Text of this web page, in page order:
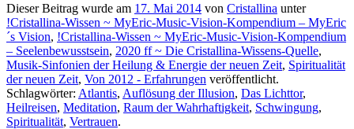
Dieser Beitrag wurde am 17. Mai 2014 von Cristallina unter
!Cristallina-Wissen ~ MyEric-Music-Vision-Kompendium – MyEric
´s Vision, !Cristallina-Wissen ~ MyEric-Music-Vision-Kompendium
– Seelenbewusstsein, 2020 ff ~ Die Cristallina-Wissens-Quelle,
Musik-Sinfonien der Heilung & Energie der neuen Zeit, Spiritualität
der neuen Zeit, Von 2012 - Erfahrungen veröffentlicht.
Schlagwörter: Atlantis, Auflösung der Illusion, Das Lichttor,
Heilreisen, Meditation, Raum der Wahrhaftigkeit, Schwingung,
Spiritualität, Vertrauen.